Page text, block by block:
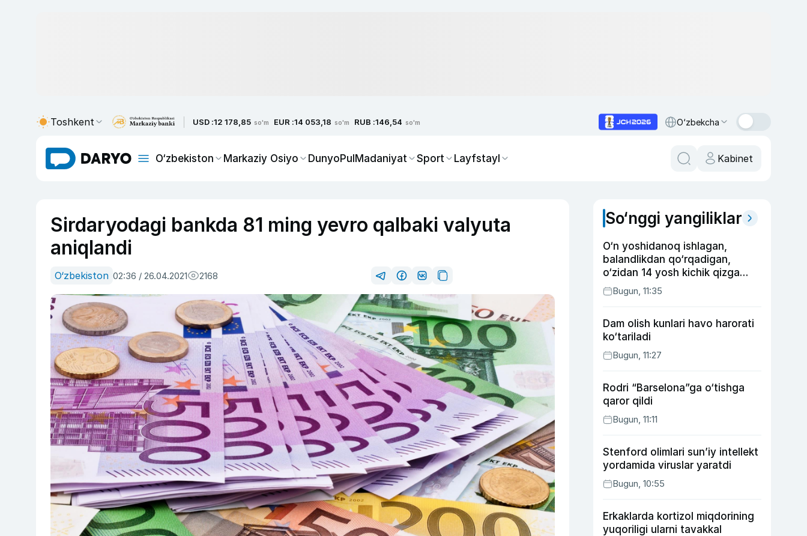
Toshkent USD :12 178,85 so'm EUR :14 053,18 so'm RUB :146,54 so'm O‘zbekcha
O‘zbekiston Markaziy Osiyo DunyoPulMadaniyat Sport Layfstayl Kabinet
Sirdaryodagi bankda 81 ming yevro qalbaki valyuta
aniqlandi
O‘zbekiston 02:36 / 26.04.2021 2168
So‘nggi yangiliklar
O‘n yoshidanoq ishlagan,
balandlikdan qo‘rqadigan,
o‘zidan 14 yosh kichik qizga
uylangan Yorqinxo‘ja Umarov
34 yoshda
Bugun, 11:35
Dam olish kunlari havo harorati
ko‘tariladi
Bugun, 11:27
Rodri “Barselona”ga o‘tishga
qaror qildi
Bugun, 11:11
Stenford olimlari sun’iy intellekt
yordamida viruslar yaratdi
Bugun, 10:55
Erkaklarda kortizol miqdorining
yuqoriligi ularni tavakkal